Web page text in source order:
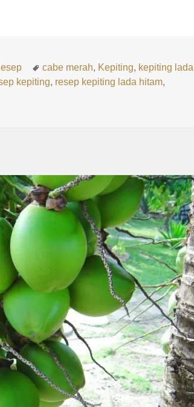
Tags
cabe merah, Kepiting, kepiting lada
kepiting, resep kepiting lada hitam,
Lada Hitam